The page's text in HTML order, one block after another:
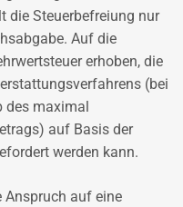
die Steuerbefreiung nur
Auf die
erhoben, die
(bei
des maximal
auf Basis der
werden kann.
Anspruch auf eine